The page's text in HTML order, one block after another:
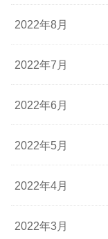
2022年8月
2022年7月
2022年6月
2022年5月
2022年4月
2022年3月